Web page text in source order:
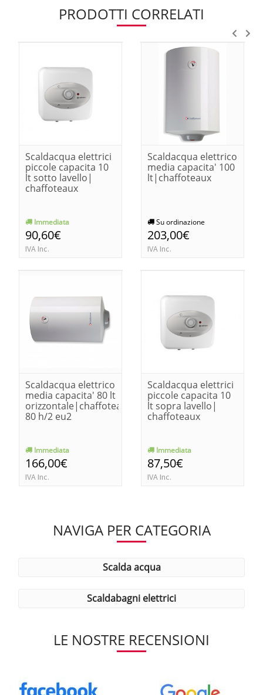
PRODOTTI CORRELATI
Scaldacqua elettrici
piccole capacita 10
lt sotto lavello|
chaffoteaux
Immediata
90,60€
IVA Inc.
Scaldacqua elettrico
media capacita' 100
lt|chaffoteaux
Su ordinazione
203,00€
IVA Inc.
Scaldacqua elettrico
media capacita' 80 lt
orizzontale|chaffoteaux
80 h/2 eu2
Immediata
166,00€
IVA Inc.
Scaldacqua elettrici
piccole capacita 10
lt sopra lavello|
chaffoteaux
Immediata
87,50€
IVA Inc.
NAVIGA PER CATEGORIA
scalda acqua
scaldabagni elettrici
LE NOSTRE RECENSIONI